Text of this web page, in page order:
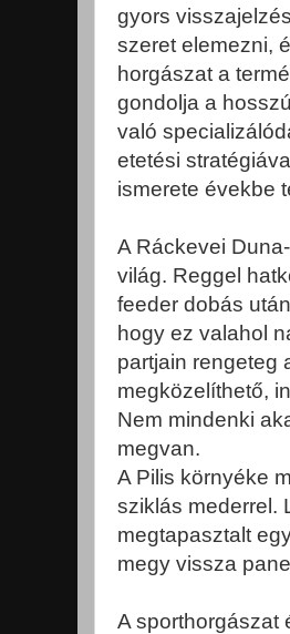
gyors
szeret elemezni,
horgászat a
gondolja a
való
etetési
ismerete évekbe
A Ráckevei
világ. Reggel
feeder dobás
hogy ez valahol
partjain rengeteg
megközelíthető,
Nem mindenki
megvan.
A Pilis környéke
sziklás mederrel.
megtapasztalt
megy vissza
A sporthorgászat